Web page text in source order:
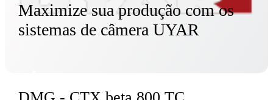
Maximize sua produção com os
sistemas de câmera UYAR